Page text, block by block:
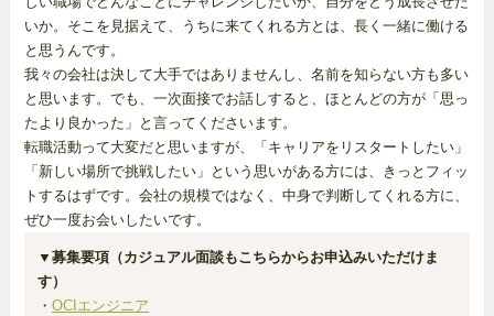
いか。そこを見据えて、うちに来てくれる方とは、長く一緒に働ける
と思うんです。
我々の会社は決して大手ではありませんし、名前を知らない方も多い
と思います。でも、一次面接でお話しすると、ほとんどの方が「思っ
たより良かった」と言ってくださいます。
転職活動って大変だと思いますが、「キャリアをリスタートしたい」
「新しい場所で挑戦したい」という思いがある方には、きっとフィッ
トするはずです。会社の規模ではなく、中身で判断してくれる方に、
ぜひ一度お会いしたいです。
▼募集要項（カジュアル面談もこちらからお申込みいただけま
す）
・ OCIエンジニア